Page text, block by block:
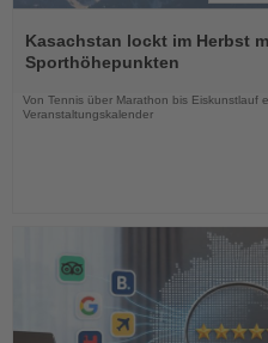
Sie
die
Nachrichten
Kasachstan lockt im Herbst
Sporthöhepunkten
Von Tennis über Marathon bis Eiskunstlauf
Veranstaltungskalender